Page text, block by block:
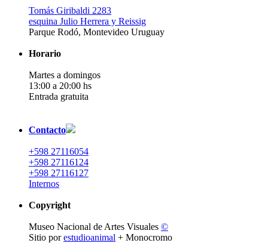
Tomás Giribaldi 2283
esquina Julio Herrera y Reissig
Parque Rodó, Montevideo Uruguay
Horario
Martes a domingos
13:00 a 20:00 hs
Entrada gratuita
Contacto
+598 27116054
+598 27116124
+598 27116127
Internos
Copyright
Museo Nacional de Artes Visuales ©
Sitio porestudioanimal + Monocromo